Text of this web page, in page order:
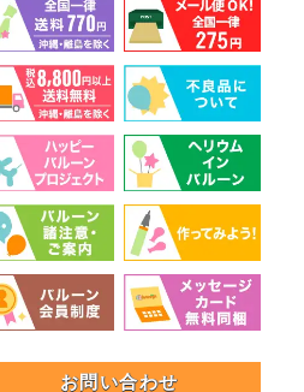
お問い合わせ